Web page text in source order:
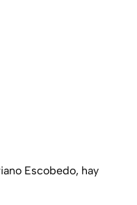
Escobedo, hay